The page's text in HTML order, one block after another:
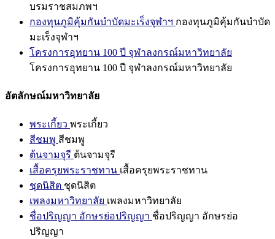
บรมราชสมภพฯ
กองทุนภูมิคุ้มกันบำบัดมะเร็งจุฬาฯ กองทุนภูมิคุ้มกันบำบัด
มะเร็งจุฬาฯ
โครงการอุทยาน 100 ปี จุฬาลงกรณ์มหาวิทยาลัย
โครงการอุทยาน 100 ปี จุฬาลงกรณ์มหาวิทยาลัย
อัตลักษณ์มหาวิทยาลัย
พระเกี้ยว พระเกี้ยว
สีชมพู สีชมพู
ต้นจามจุรี ต้นจามจุรี
เสื้อครุยพระราชทาน เสื้อครุยพระราชทาน
ชุดนิสิต ชุดนิสิต
เพลงมหาวิทยาลัย เพลงมหาวิทยาลัย
ชื่อปริญญา อักษรย่อปริญญา ชื่อปริญญา อักษรย่อ
ปริญญา